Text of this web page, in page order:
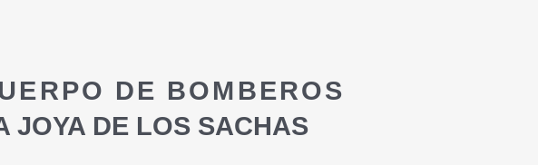
DE BOMBEROS
JOYA DE LOS SACHAS